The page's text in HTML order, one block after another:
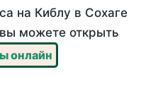
на Киблу в Сохаге
можете открыть
онлайн